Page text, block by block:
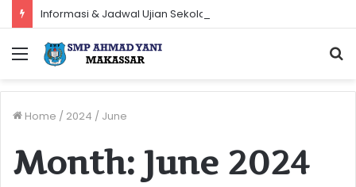
Menu
Home / 2024 / June
Month: June 2024